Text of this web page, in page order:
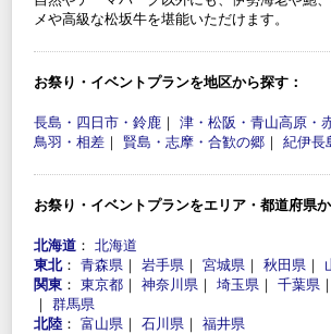
メや高級な松坂牛を堪能いただけます。
お祭り・イベントプランを地区から探す：
長島・四日市・鈴鹿 ｜ 津・松阪・青山高原・
鳥羽・相差 ｜ 賢島・志摩・合歓の郷 ｜ 紀伊長
お祭り・イベントプランをエリア・都道府県か
北海道 ： 北海道
東北： 青森県 ｜ 岩手県 ｜ 宮城県 ｜ 秋田県 ｜
関東 ： 東京都 ｜ 神奈川県 ｜ 埼玉県 ｜ 千葉県 ｜
｜ 群馬県
北陸 ： 富山県 ｜ 石川県 ｜ 福井県